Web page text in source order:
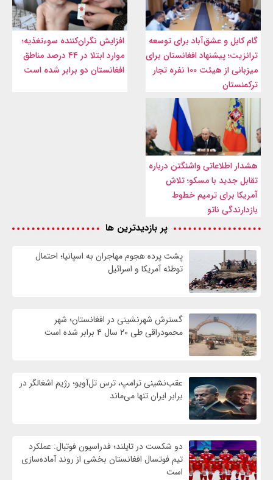
گام کابل و عشق‌آباد برای توسعه
ترانزیت؛ پیشنهاد افغانستان برای
میزبانی از هیئت ۱۰۰ نفره تجار
ترکمنستان
افزایش نگران‌کننده سوءتغذیه؛
موارد ابتلا در ۴۴ درصد مناطق
افغانستان دو برابر شده است
هشدار اطلاعاتی واشنگتن درباره
تقابل جدید با مسکو؛ تلاش
آمریکا برای ترمیم خطوط
بازدارندگی ناتو
پر بازدیدترین ها
پشت پرده هجوم مهاجران به اسپانیا؛ احتمال
توطئه آمریکا و اسرائیل
گسترش شهرنشینی در افغانستان؛ شهر
محمودراقی طی ۲۰ سال ۴ برابر شده است
عقب‌نشینی ترامپ، ترس تل‌آویو؛ رژیم اشغالگر در
برابر ایران تنها می‌ماند
دو شکست در تایلند؛ فدراسیون فوتبال: عملکرد
تیم فوتسال افغانستان بخشی از روند آماده‌سازی
است